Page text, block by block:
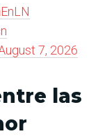
7, 2026
las